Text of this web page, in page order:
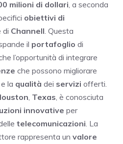
milioni di dollari , a seconda
obiettivi di
di Channell . Questa
il portafoglio di
l’opportunità di integrare
che possono migliorare
e la qualità dei servizi offerti.
Texas , è conosciuta
innovative per
telecomunicazioni . La
rappresenta un valore